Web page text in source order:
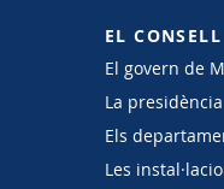
EL CONSELL
El govern de
La presidència
Els
Les